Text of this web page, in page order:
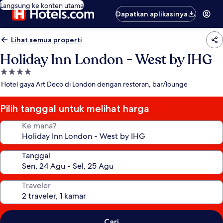
Langsung ke konten utama
Dapatkan aplikasinya
Lihat semua properti
Holiday Inn London - West by IHG
Properti
bintang
Hotel gaya Art Deco di London dengan restoran, bar/lounge
Pilih tanggal untuk melihat harga
Ke mana?
Tanggal
Traveler